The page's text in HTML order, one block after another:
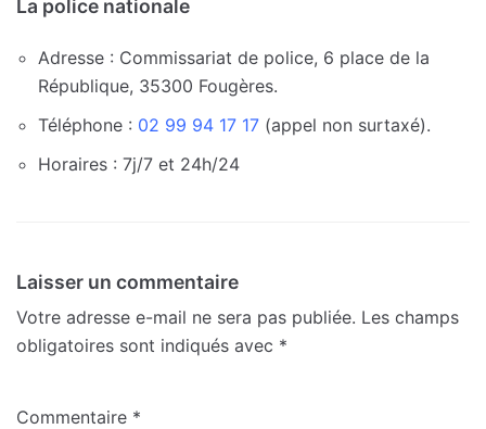
La police nationale
Adresse : Commissariat de police, 6 place de la
République, 35300 Fougères.
Téléphone : 02 99 94 17 17 (appel non surtaxé).
Horaires : 7j/7 et 24h/24
Laisser un commentaire
Votre adresse e-mail ne sera pas publiée. Les champs
obligatoires sont indiqués avec *
Commentaire *